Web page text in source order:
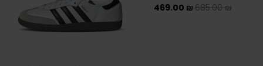
685.00₪
469.00 ₪